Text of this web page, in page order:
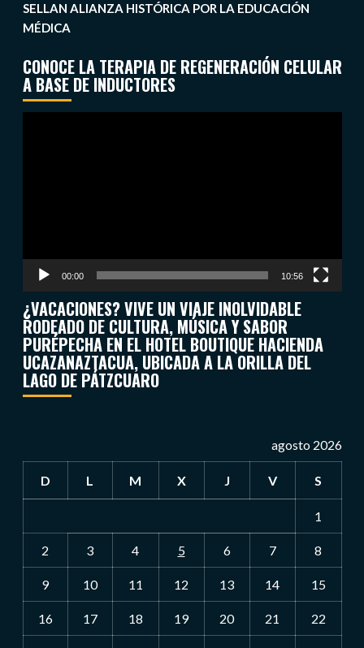
SELLAN ALIANZA HISTÓRICA POR LA EDUCACIÓN
MÉDICA
CONOCE LA TERAPIA DE REGENERACIÓN CELULAR
A BASE DE INDUCTORES
00:00 10:56
¿VACACIONES? VIVE UN VIAJE INOLVIDABLE
RODEADO DE CULTURA, MÚSICA Y SABOR
PURÉPECHA EN EL HOTEL BOUTIQUE HACIENDA
UCAZANAZTACUA, UBICADA A LA ORILLA DEL
LAGO DE PÁTZCUARO
agosto 2026
D L M X J V S
1
2 3 4 5 6 7 8
9 10 11 12 13 14 15
16 17 18 19 20 21 22